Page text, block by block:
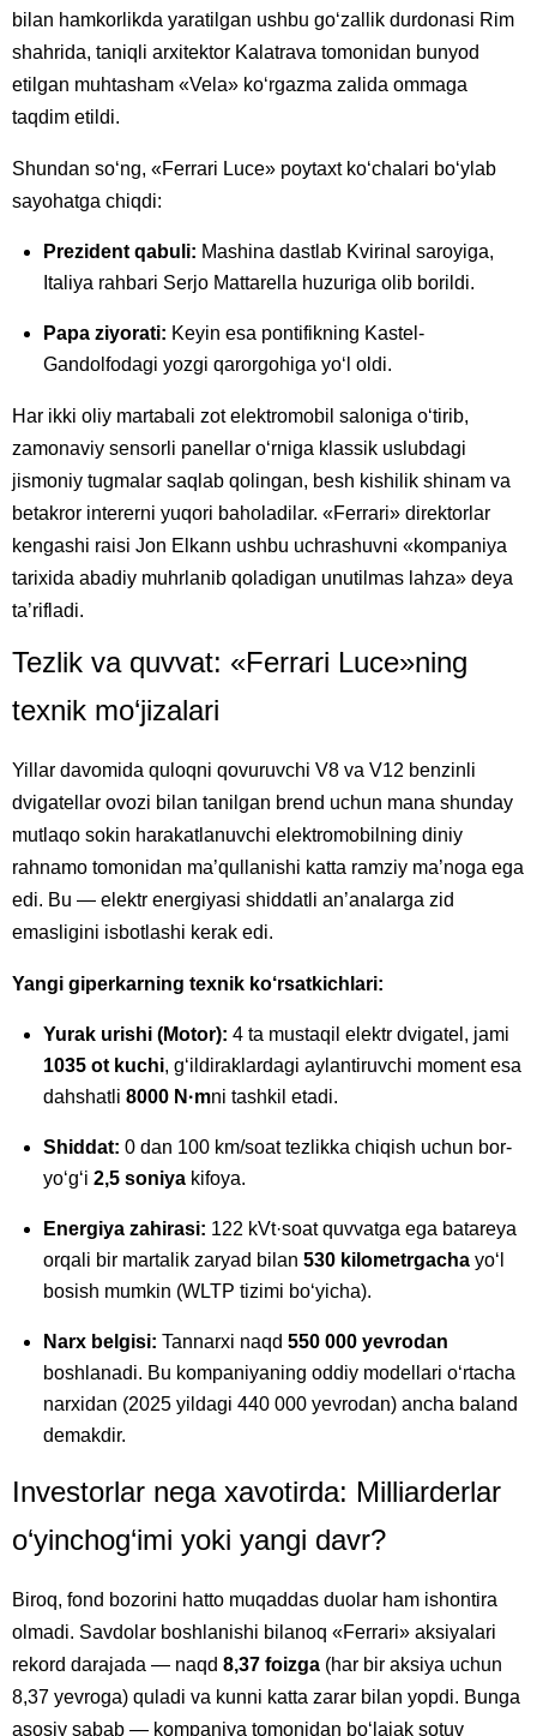
bilan hamkorlikda yaratilgan ushbu go‘zallik durdonasi Rim
shahrida, taniqli arxitektor Kalatrava tomonidan bunyod
etilgan muhtasham «Vela» ko‘rgazma zalida ommaga
taqdim etildi.
Shundan so‘ng, «Ferrari Luce» poytaxt ko‘chalari bo‘ylab
sayohatga chiqdi:
Prezident qabuli: Mashina dastlab Kvirinal saroyiga,
Italiya rahbari Serjo Mattarella huzuriga olib borildi.
Papa ziyorati: Keyin esa pontifikning Kastel-
Gandolfodagi yozgi qarorgohiga yo‘l oldi.
Har ikki oliy martabali zot elektromobil saloniga o‘tirib,
zamonaviy sensorli panellar o‘rniga klassik uslubdagi
jismoniy tugmalar saqlab qolingan, besh kishilik shinam va
betakror intererni yuqori baholadilar. «Ferrari» direktorlar
kengashi raisi Jon Elkann ushbu uchrashuvni «kompaniya
tarixida abadiy muhrlanib qoladigan unutilmas lahza» deya
ta’rifladi.
Tezlik va quvvat: «Ferrari Luce»ning
texnik mo‘jizalari
Yillar davomida quloqni qovuruvchi V8 va V12 benzinli
dvigatellar ovozi bilan tanilgan brend uchun mana shunday
mutlaqo sokin harakatlanuvchi elektromobilning diniy
rahnamo tomonidan ma’qullanishi katta ramziy ma’noga ega
edi. Bu — elektr energiyasi shiddatli an’analarga zid
emasligini isbotlashi kerak edi.
Yangi giperkarning texnik ko‘rsatkichlari:
Yurak urishi (Motor): 4 ta mustaqil elektr dvigatel, jami
1035 ot kuchi, g‘ildiraklardagi aylantiruvchi moment esa
dahshatli 8000 N·mni tashkil etadi.
Shiddat: 0 dan 100 km/soat tezlikka chiqish uchun bor-
yo‘g‘i 2,5 soniya kifoya.
Energiya zahirasi: 122 kVt·soat quvvatga ega batareya
orqali bir martalik zaryad bilan 530 kilometrgacha yo‘l
bosish mumkin (WLTP tizimi bo‘yicha).
Narx belgisi: Tannarxi naqd 550 000 yevrodan
boshlanadi. Bu kompaniyaning oddiy modellari o‘rtacha
narxidan (2025 yildagi 440 000 yevrodan) ancha baland
demakdir.
Investorlar nega xavotirda: Milliarderlar
o‘yinchog‘imi yoki yangi davr?
Biroq, fond bozorini hatto muqaddas duolar ham ishontira
olmadi. Savdolar boshlanishi bilanoq «Ferrari» aksiyalari
rekord darajada — naqd 8,37 foizga (har bir aksiya uchun
8,37 yevroga) quladi va kunni katta zarar bilan yopdi. Bunga
asosiy sabab — kompaniya tomonidan bo‘lajak sotuv